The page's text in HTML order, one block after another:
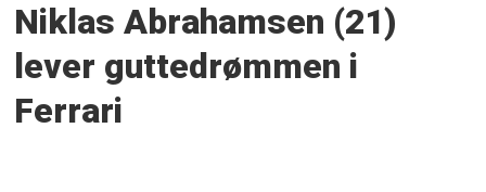
Niklas Abrahamsen (21)
lever guttedrømmen i
Ferrari